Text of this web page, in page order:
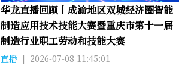
华龙直播回顾丨成渝地区双城经济圈智能
制造应用技术技能大赛暨重庆市第十一届
制造行业职工劳动和技能大赛
直播 | 2026-07-08 11:45:01